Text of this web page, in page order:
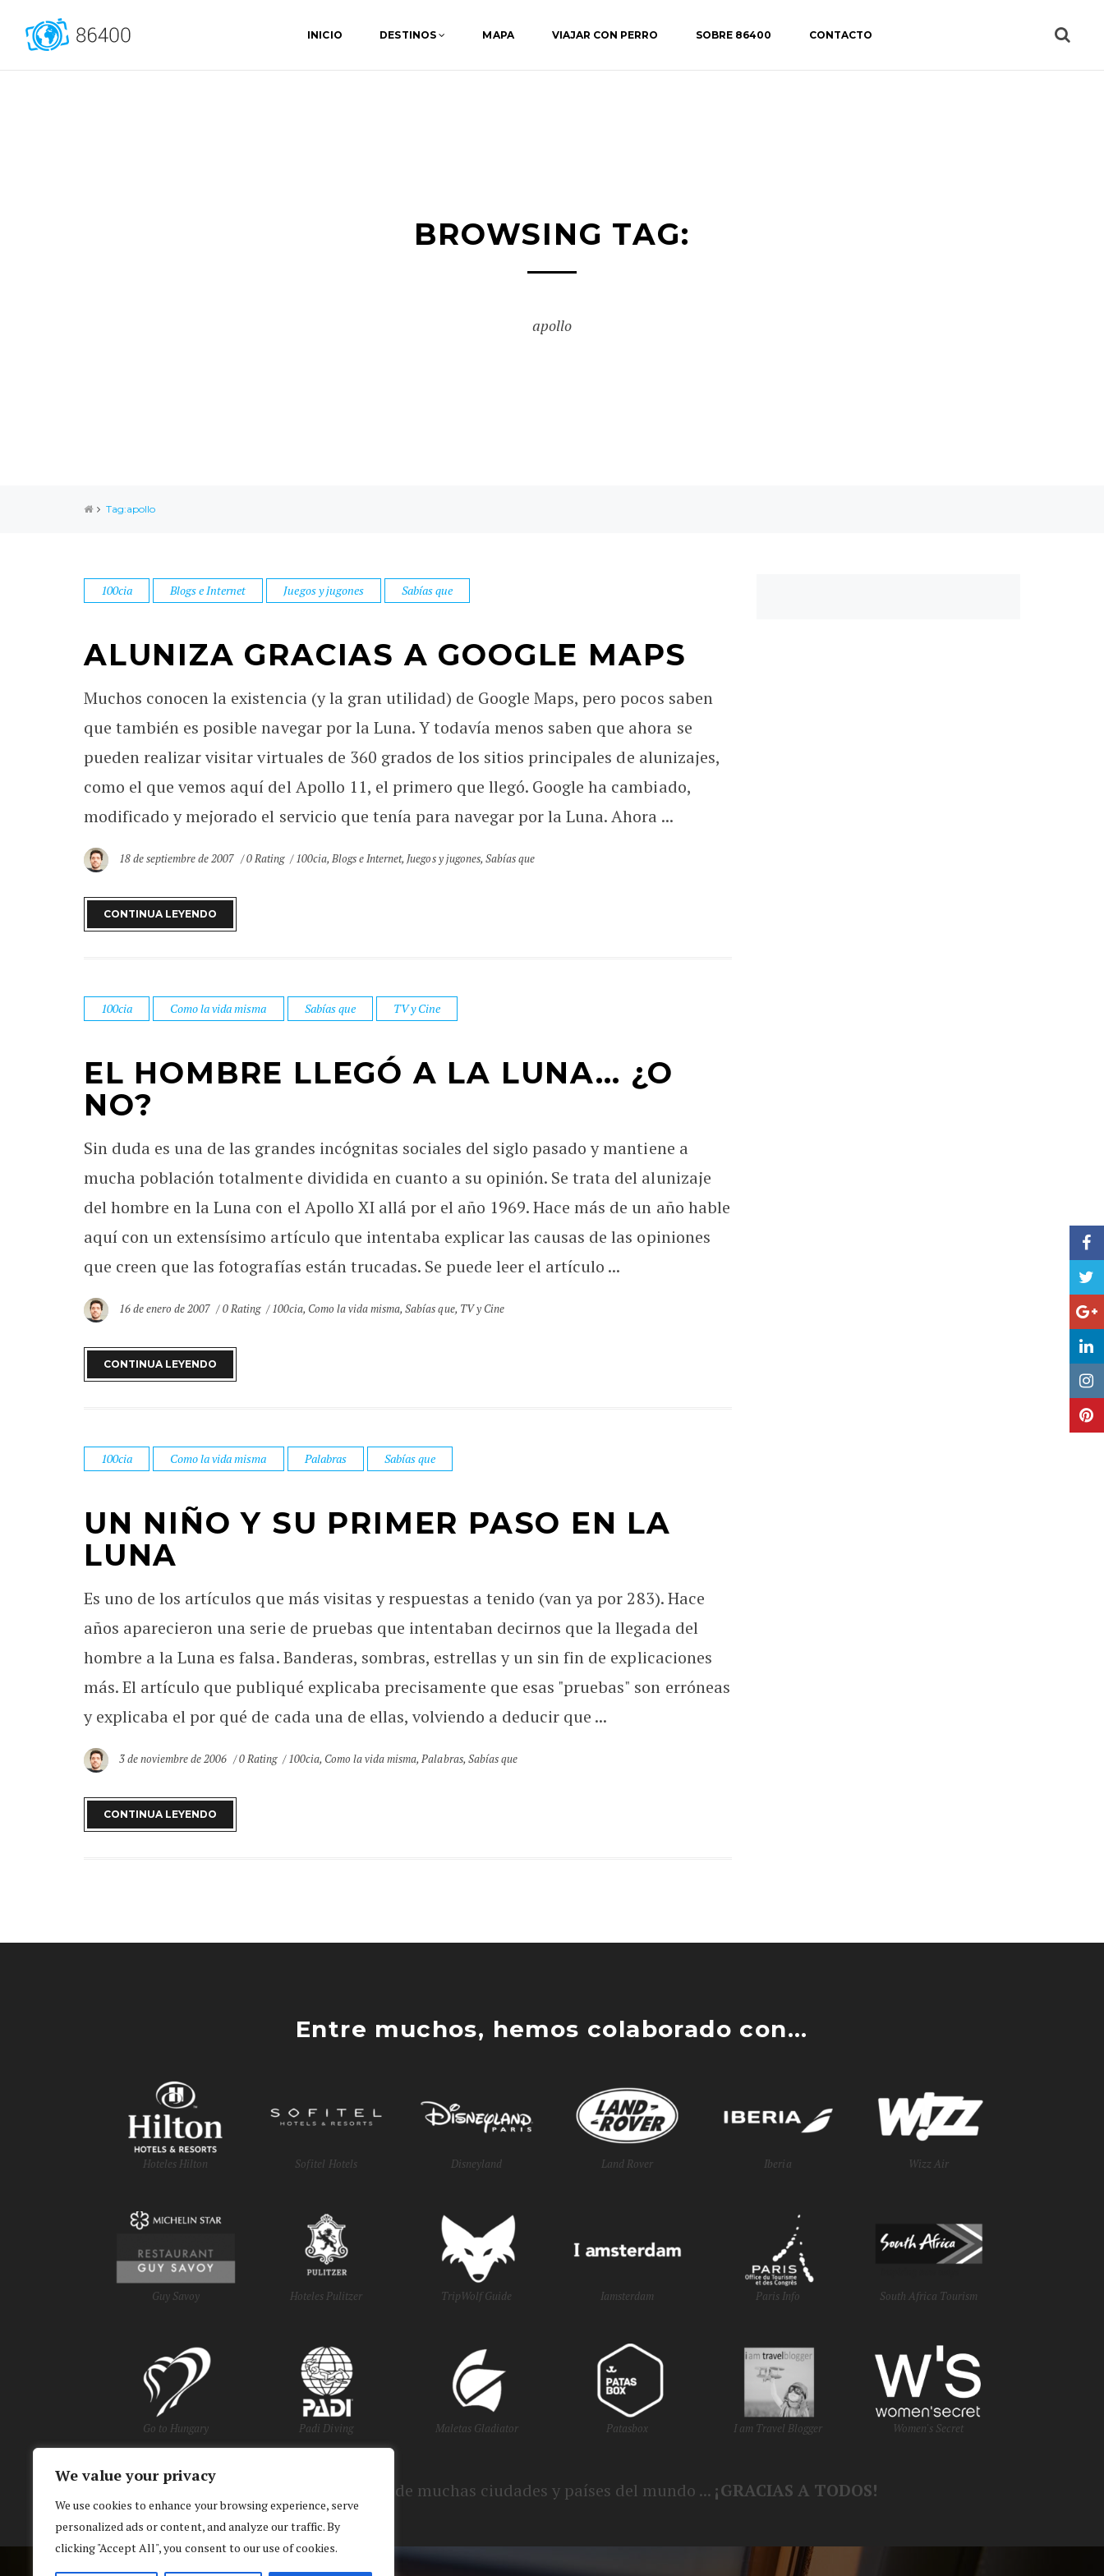
We value your privacy
We use cookies to enhance your browsing experience, serve
personalized ads or content, and analyze our traffic. By
clicking "Accept All", you consent to our use of cookies.
INICIO DESTINOS MAPA VIAJAR CON PERRO SOBRE 86400 CONTACTO
BROWSING TAG:
apollo
Tag:apollo
100cia Blogs e Internet Juegos y jugones Sabías que
ALUNIZA GRACIAS A GOOGLE MAPS
Muchos conocen la existencia (y la gran utilidad) de Google Maps, pero pocos saben
que también es posible navegar por la Luna. Y todavía menos saben que ahora se
pueden realizar visitar virtuales de 360 grados de los sitios principales de alunizajes,
como el que vemos aquí del Apollo 11, el primero que llegó. Google ha cambiado,
modificado y mejorado el servicio que tenía para navegar por la Luna. Ahora ...
18 de septiembre de 2007 0 Rating 100cia,Blogs e Internet,Juegos y jugones,Sabías que
CONTINUA LEYENDO
100cia Como la vida misma Sabías que TV y Cine
EL HOMBRE LLEGÓ A LA LUNA… ¿O
NO?
Sin duda es una de las grandes incógnitas sociales del siglo pasado y mantiene a
mucha población totalmente dividida en cuanto a su opinión. Se trata del alunizaje
del hombre en la Luna con el Apollo XI allá por el año 1969. Hace más de un año hable
aquí con un extensísimo artículo que intentaba explicar las causas de las opiniones
que creen que las fotografías están trucadas. Se puede leer el artículo ...
16 de enero de 2007 0 Rating 100cia, Como la vida misma,Sabías que, TV y Cine
CONTINUA LEYENDO
100cia Como la vida misma Palabras Sabías que
UN NIÑO Y SU PRIMER PASO EN LA
LUNA
Es uno de los artículos que más visitas y respuestas a tenido (van ya por 283). Hace
años aparecieron una serie de pruebas que intentaban decirnos que la llegada del
hombre a la Luna es falsa. Banderas, sombras, estrellas y un sin fin de explicaciones
más. El artículo que publiqué explicaba precisamente que esas "pruebas" son erróneas
y explicaba el por qué de cada una de ellas, volviendo a deducir que ...
3 de noviembre de 2006 0 Rating 100cia, Como la vida misma,Palabras,Sabías que
CONTINUA LEYENDO
Entre muchos, hemos colaborado con...
Hoteles Hilton Sofitel Hotels Disneyland Land Rover Iberia Wizz Air
Guy Savoy Hoteles Pulitzer TripWolf Guide Iamsterdam Paris Info South Africa Tourism
Go to Hungary Padi Diving Maletas Gladiator Patasbox I am Travel Blogger Women's Secret
y Oficinas de Turismo de muchas ciudades y países del mundo ... ¡GRACIAS A TODOS!